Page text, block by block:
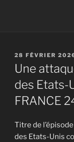
PUBLIÉ
LE
28 FÉVRIER
Une
des Etats-
FRANCE
Titre de
des Etats-Unis